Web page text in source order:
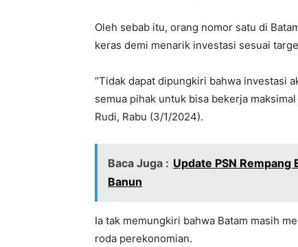
Oleh sebab itu, orang nomor satu di
keras demi menarik investasi sesuai
“Tidak dapat dipungkiri bahwa investasi
semua pihak untuk bisa bekerja
Rudi, Rabu (3/1/2024).
Baca Juga : Update PSN Rempang
Banun
Ia tak memungkiri bahwa Batam masih
roda perekonomian.